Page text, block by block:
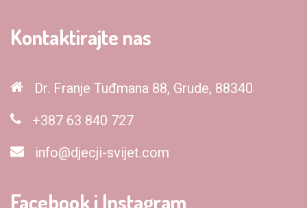
Kontaktirajte nas
Dr. Franje Tuđmana 88, Grude, 88340
+387 63 840 727
info@djecji-svijet.com
Facebook i Instagram